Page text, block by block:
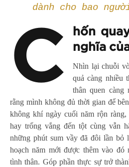
dành cho bao
C
hốn
nghĩa
Nhìn lại chuỗi
quả càng nhiều
thân quen càng
rằng mình không đủ thời gian để
không khí ngày cuối năm rộn
hay trống vắng đến tột cùng vẫn
những phút sum vầy đã đôi lần bỏ
hoạch năm mới được thêm vào đó
tình thân. Góp phần thực sự trở